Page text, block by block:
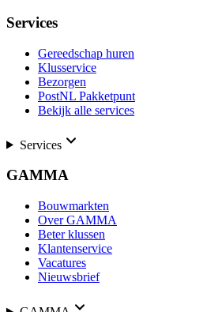
Services
Gereedschap huren
Klusservice
Bezorgen
PostNL Pakketpunt
Bekijk alle services
Services
GAMMA
Bouwmarkten
Over GAMMA
Beter klussen
Klantenservice
Vacatures
Nieuwsbrief